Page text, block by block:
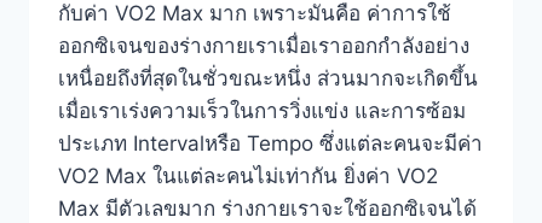
กับค่า VO2 Max มาก เพราะมันคือ ค่าการใช้
ออกซิเจนของร่างกายเราเมื่อเราออกกำลังอย่าง
เหนื่อยถึงที่สุดในชั่วขณะหนึ่ง ส่วนมากจะเกิดขึ้น
เมื่อเราเร่งความเร็วในการวิ่งแข่ง และการซ้อม
ประเภท Intervalหรือ Tempo ซึ่งแต่ละคนจะมีค่า
VO2 Max ในแต่ละคนไม่เท่ากัน ยิ่งค่า VO2
Max มีตัวเลขมาก ร่างกายเราจะใช้ออกซิเจนได้